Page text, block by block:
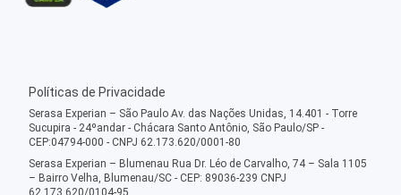
Políticas de Privacidade
Serasa Experian – São Paulo Av. das Nações Unidas, 14.401 - Torre
Sucupira - 24ºandar - Chácara Santo Antônio, São Paulo/SP -
CEP:04794-000 - CNPJ 62.173.620/0001-80
Serasa Experian – Blumenau Rua Dr. Léo de Carvalho, 74 – Sala 1105
– Bairro Velha, Blumenau/SC - CEP: 89036-239 CNPJ
62.173.620/0104-95